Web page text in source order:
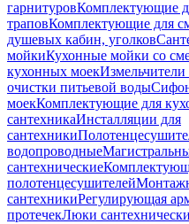
гарнитуровКомплектующие
траповКомплектующие для
душевых кабин, уголков
мойкиКухонные мойки со
кухонных моек
очистки питьевой воды
моекКомплектующие для
сантехникаИнсталляции для
сантехники
водопроводные
сантехнические
полотенцесушителей
сантехникиРегулирующая
протечекЛюки